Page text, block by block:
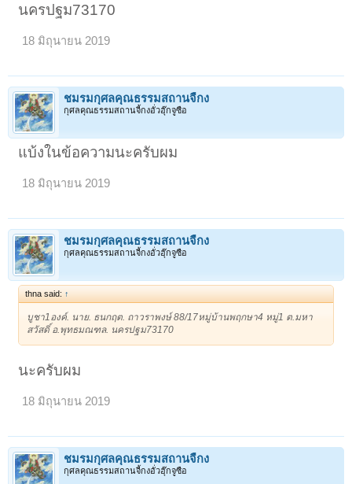
นครปฐม73170
18 มิถุนายน 2019
ชมรมกุศลคุณธรรมสถานจี้กง
กุศลคุณธรรมสถานจี้กงอั่วฮุ๊กจูซือ
แบ้งในข้อความนะครับผม
18 มิถุนายน 2019
ชมรมกุศลคุณธรรมสถานจี้กง
กุศลคุณธรรมสถานจี้กงอั่วฮุ๊กจูซือ
thna said: ↑
บูชา1องค์. นาย. ธนกฤต. ถาวราพงษ์ 88/17หมู่บ้านพฤกษา4 หมู่1 ต.มหา
สวัสดิ์ อ.พุทธมณฑล. นครปฐม73170
นะครับผม
18 มิถุนายน 2019
ชมรมกุศลคุณธรรมสถานจี้กง
กุศลคุณธรรมสถานจี้กงอั่วฮุ๊กจูซือ